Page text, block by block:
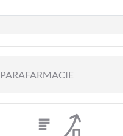
PARAFARMACIE